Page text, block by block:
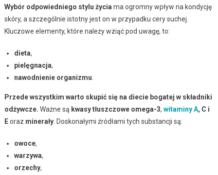
Wybór odpowiedniego stylu życia ma ogromny wpływ na kondycję
skóry, a szczególnie istotny jest on w przypadku cery suchej.
Kluczowe elementy, które należy wziąć pod uwagę, to:
dieta,
pielęgnacja,
nawodnienie organizmu
Przede wszystkim warto skupić się na diecie bogatej w składniki
odżywcze. Ważne są kwasy tłuszczowe omega-3, witaminy A, C i
Eoraz minerały. Doskonałymi źródłami tych substancji są:
owoce,
warzywa,
orzechy,